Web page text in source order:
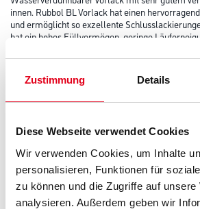
Zustimmung Details
Diese Webseite verwendet Cookies
Wir verwenden Cookies, um Inhalte
personalisieren, Funktionen für
zu können und die Zugriffe auf unsere
analysieren. Außerdem geben wir
innen. Rubbol BL Vorlack hat einen
und ermöglicht so exzellente
hat ein hohes Füllvermögen, geringe
ist für innen geeignet.
Gebinde